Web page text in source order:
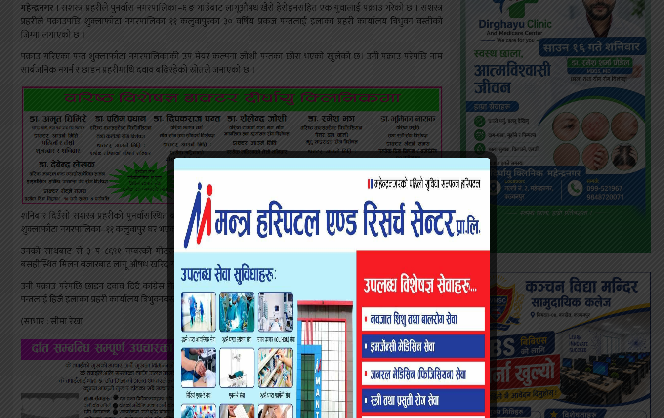
महेन्द्रनगर ।सशस्त्र प्रहरीले पुनर्वास नगरपालिका–६ ङ गाउँबाट लागूऔषध खैरो हेरोइनसहित एक युवालाई पक्राउ गरेको छ । सशस्त्र
प्रहरीले पक्राउपछि शुक्लाफाँटा नगरपालिका ११ कलुवापुरका ३० वर्षिय प्रकज पन्तलाई इलाका प्रहरी कार्यालय त्रिभुवन वस्तीको
जिम्मा लगाएको छ ।
पक्राउ गरिएका पन्त शुक्लाफाँटा नगरपालिकाकी उप मेयर कल्पना जोशी पन्तका छोरा भएको खुलेको छ। उनी पक्राउ परेपछि नाम
सार्बजनिक नगर्न र छाडन प्रहरीमाथि दवाव बढिरहेको स्रोतले जनाएको छ ।
शनिबार दिउँसो सशस्त्र प्रहरीको पुनर्वासस्थित बर्डर आउट पोष्ट (बीओपी) बाट खटिएको टोलीले पुरानो भन्सारस्थित चेक प्वाइन्टबाट
शुक्लाफाँटा नगरपालिका–११ कलुवापुर घर भएका पन्तलाई २० दशमलव ४ ग्राम खैरो हेरोइनसहित पक्राउ गरेको थियो ।
उनको साथबाट से ३ प ८६९१ नम्बरको मोटरसाइकल पनि बरामद गरिएको छ । पन्तले पुनर्वाससँग सीमा जोडिएको भारतको
बसहीस्थित मिलन बजारबाट लागू औषध खरिद गरी ल्याएको खुलेको प्रहरी स्रोतले जनायो ।
उनी पक्राउ परेपछि छाडन दवाव दिदै कांग्रेस नेताहरुले फोन गरिरहेको स्रोतको दाबी छ । सशस्त्र प्रहरीले थप अनुसन्धानका लागि
पन्तलाई हिजै इलाका प्रहरी कार्यालय त्रिभुवनबस्तीमा बुझाएपछि नेताहरुले छाडन चर्को दवाव दिइरहेको उक्त स्रोतको भनाई छ।
(साभार : सीमा रेखा